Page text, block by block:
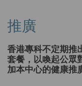
推廣
香港專科不定期推
套餐，以喚起公眾
加本中心的健康推